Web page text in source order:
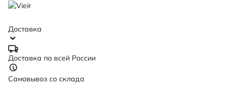
Доставка
Доставка по всей России
Самовывоз со склада